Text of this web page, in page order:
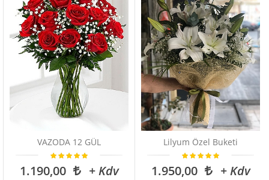
VAZODA 12 GÜL
1.190,00 + Kdv
Lilyum Özel Buketi
1.950,00 + Kdv